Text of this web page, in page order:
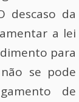
descaso da
a lei
para
se pode
de